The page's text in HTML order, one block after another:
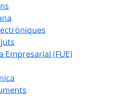
Empresarial (FUE)